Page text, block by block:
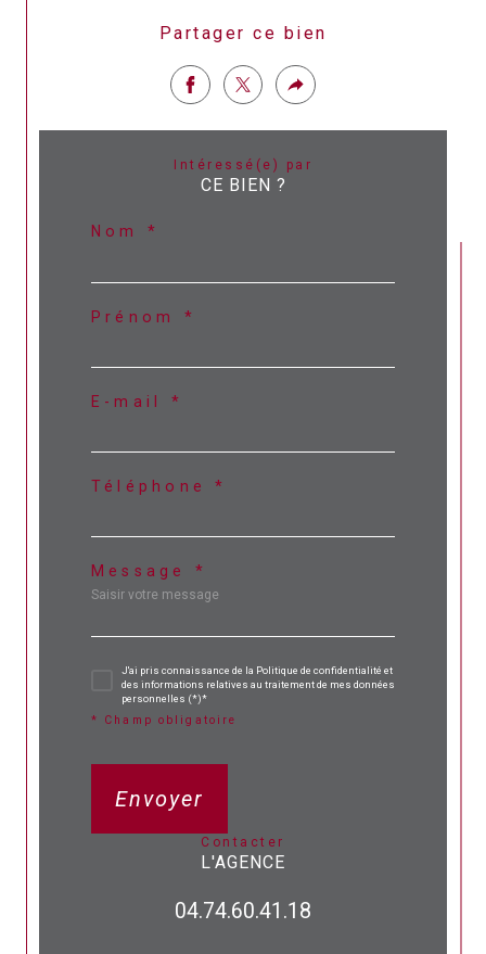
Partager ce bien
Intéressé(e) par
CE BIEN ?
Nom *
Prénom *
E-mail *
Téléphone *
Message *
J'ai pris connaissance de la Politique de confidentialité et
des informations relatives au traitement de mes données
personnelles (*)*
* Champ obligatoire
Envoyer
contacter
L'AGENCE
04.74.60.41.18